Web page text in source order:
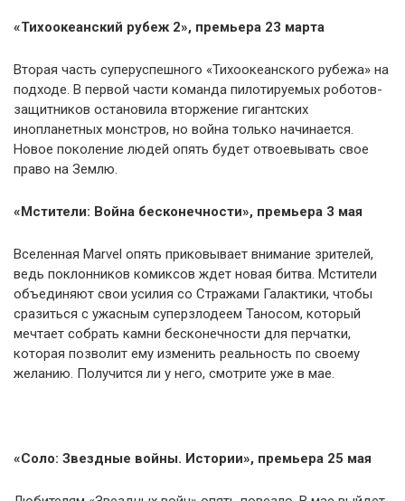
«Тихоокеанский рубеж 2», премьера 23 марта
Вторая часть суперуспешного «Тихоокеанского рубежа» на
подходе. В первой части команда пилотируемых роботов-
защитников остановила вторжение гигантских
инопланетных монстров, но война только начинается.
Новое поколение людей опять будет отвоевывать свое
право на Землю.
«Мстители: Война бесконечности», премьера 3 мая
Вселенная Marvel опять приковывает внимание зрителей,
ведь поклонников комиксов ждет новая битва. Мстители
объединяют свои усилия со Стражами Галактики, чтобы
сразиться с ужасным суперзлодеем Таносом, который
мечтает собрать камни бесконечности для перчатки,
которая позволит ему изменить реальность по своему
желанию. Получится ли у него, смотрите уже в мае.
«Соло: Звездные войны. Истории», премьера 25 мая